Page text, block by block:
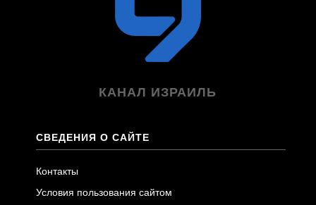
КАНАЛ ИЗРАИЛЬ
СВЕДЕНИЯ О САЙТЕ
Контакты
Условия пользования сайтом